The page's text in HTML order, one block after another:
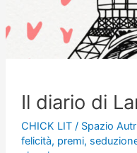
Il diario di
CHICK LIT/ Spazio
felicità, premi,